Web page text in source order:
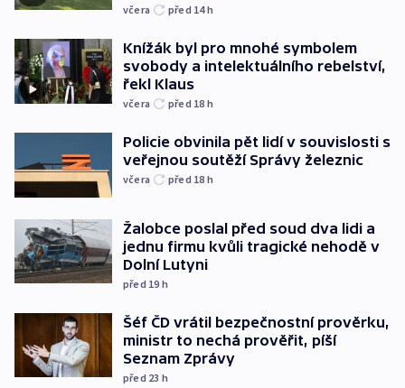
včera před 14h
Knížák byl pro mnohé symbolem
svobody a intelektuálního rebelství,
řekl Klaus
včera před 18 h
Policie obvinila pět lidí v souvislosti s
veřejnou soutěží Správy železnic
včera před 18 h
Žalobce poslal před soud dva lidi a
jednu firmu kvůli tragické nehodě v
Dolní Lutyni
před 19 h
Šéf ČD vrátil bezpečnostní prověrku,
ministr to nechá prověřit, píší
Seznam Zprávy
před 23 h